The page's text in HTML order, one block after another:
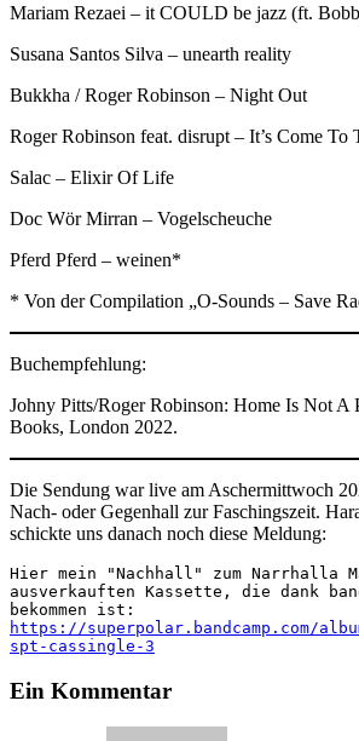
Mariam Rezaei – it COULD be jazz (ft.
Susana Santos Silva – unearth reality
Bukkha / Roger Robinson – Night Out
Roger Robinson feat. disrupt – It’s Come To
Salac – Elixir Of Life
Doc Wör Mirran – Vogelscheuche
Pferd Pferd – weinen*
* Von der Compilation „O-Sounds – Save
Buchempfehlung:
Johny Pitts/Roger Robinson: Home Is Not A
Books, London 2022.
Die Sendung war live am Aschermittwoch
Nach- oder Gegenhall zur Faschingszeit.
schickte uns danach noch diese Meldung:
Hier mein "Nachhall" zum Narrhalla
ausverkauften Kassette, die dank
https://superpolar.bandcamp.com/
spt-cassingle-3
Ein Kommentar